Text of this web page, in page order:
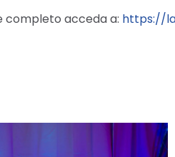
completo acceda a: https://